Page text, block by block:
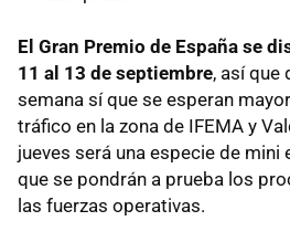
El Gran Premio de España se
11 al 13 de septiembre, así que
semana sí que se esperan
tráfico en la zona de IFEMA y
jueves será una especie de mini
que se pondrán a prueba los
las fuerzas operativas.